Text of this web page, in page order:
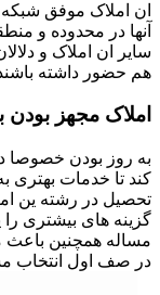
ان املاک موفق
آنها در محدوده و
سایر ان املاک و
هم حضور داشته
املاک مجهز
به روز بودن خصوصا
کند تا خدمات بهتری
تحصیل در رشته ین
گزینه های بیشتری
مساله همچنین باعث
در صف اول انتخاب